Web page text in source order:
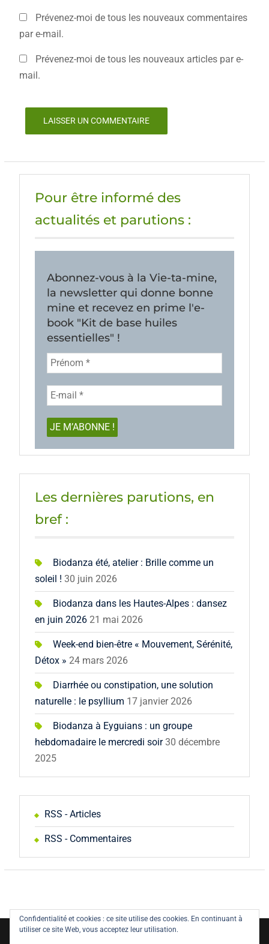
Prévenez-moi de tous les nouveaux commentaires
par e-mail.
Prévenez-moi de tous les nouveaux articles par e-
mail.
Pour être informé des
actualités et parutions :
Abonnez-vous à la Vie-ta-mine,
la newsletter qui donne bonne
mine et recevez en prime l'e-
book "Kit de base huiles
essentielles" !
Les dernières parutions, en
bref :
Biodanza été, atelier : Brille comme un
soleil ! 30 juin 2026
Biodanza dans les Hautes-Alpes : dansez
en juin 2026 21 mai 2026
Week-end bien-être « Mouvement, Sérénité,
Détox » 24 mars 2026
Diarrhée ou constipation, une solution
naturelle : le psyllium 17 janvier 2026
Biodanza à Eyguians : un groupe
hebdomadaire le mercredi soir 30 décembre
2025
RSS - Articles
RSS - Commentaires
Copyright © All rights reserved.
Confidentialité et cookies : ce site utilise des cookies. En continuant à
utiliser ce site Web, vous acceptez leur utilisation.